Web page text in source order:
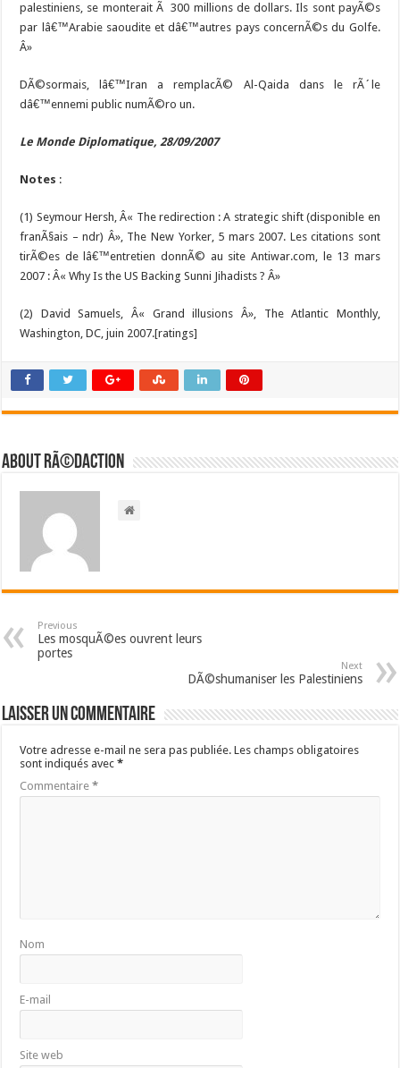
palestiniens, se monterait Ã 300 millions de dollars. Ils sont payÃ©s
par lâ€™Arabie saoudite et dâ€™autres pays concernÃ©s du Golfe.
Â»
DÃ©sormais, lâ€™Iran a remplacÃ© Al-Qaida dans le rÃ´le
dâ€™ennemi public numÃ©ro un.
Le Monde Diplomatique, 28/09/2007
Notes :
(1) Seymour Hersh, Â« The redirection : A strategic shift (disponible en
franÃ§ais – ndr) Â», The New Yorker, 5 mars 2007. Les citations sont
tirÃ©es de lâ€™entretien donnÃ© au site Antiwar.com, le 13 mars
2007 : Â«Why Is the US Backing Sunni Jihadists ? Â»
(2) David Samuels, Â« Grand illusions Â», The Atlantic Monthly,
Washington, DC, juin 2007.[ratings]
About RÃ©daction
Previous
Les mosquÃ©es ouvrent leurs
portes
Next
DÃ©shumaniser les Palestiniens
Laisser un commentaire
Votre adresse e-mail ne sera pas publiée. Les champs obligatoires
sont indiqués avec*
Commentaire*
Nom
E-mail
Site web